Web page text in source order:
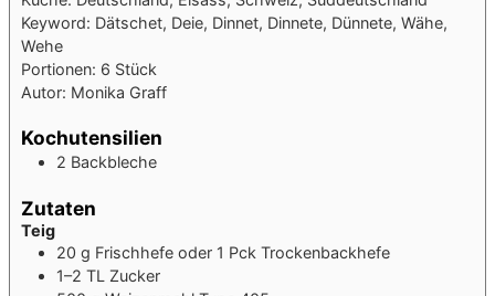
Keyword: Dätschet, Deie, Dinnet, Dinnete, Dünnete, Wähe,
Wehe
Portionen: 6 Stück
Autor: Monika Graff
Kochutensilien
2 Backbleche
Zutaten
Teig
20 g Frischhefe oder 1 Pck Trockenbackhefe
1–2 TL Zucker